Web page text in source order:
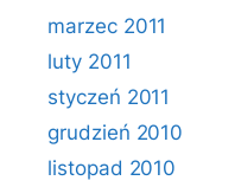
marzec 2011
luty 2011
styczeń 2011
grudzień 2010
listopad 2010